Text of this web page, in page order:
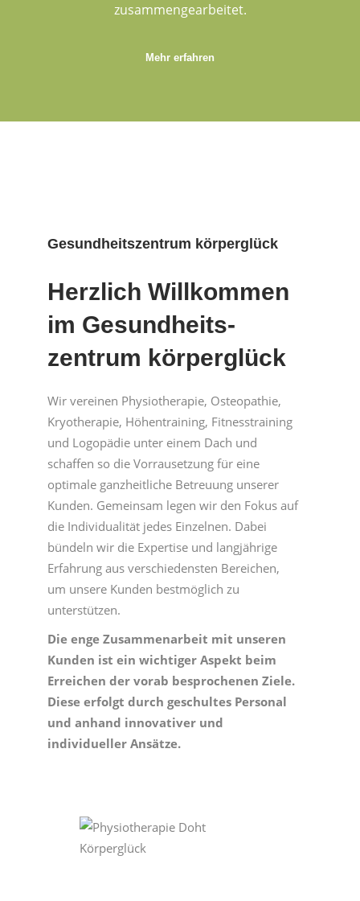
zusammen­ge­arbeitet.
Mehr erfahren
Gesundheitszentrum körperglück
Herzlich Willkom­men
im Gesund­heits­
zentrum körper­glück
Wir vereinen Physiotherapie, Osteopathie,
Kryotherapie, Höhentraining, Fitnesstraining
und Logopädie unter einem Dach und
schaffen so die Vorrausetzung für eine
optimale ganzheitliche Betreuung unserer
Kunden. Gemeinsam legen wir den Fokus auf
die Individualität jedes Einzelnen. Dabei
bündeln wir die Expertise und langjährige
Erfahrung aus verschiedensten Bereichen,
um unsere Kunden bestmöglich zu
unterstützen.
Die enge Zusammenarbeit mit unseren
Kunden ist ein wichtiger Aspekt beim
Erreichen der vorab besprochenen Ziele.
Diese erfolgt durch geschultes Personal
und anhand innovativer und
individueller Ansätze.